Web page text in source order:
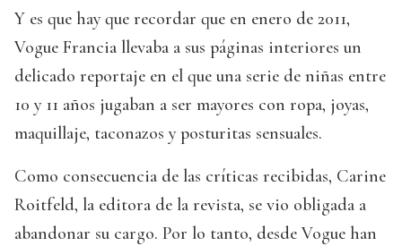
Y es que hay que recordar que en enero de 2011,
Vogue Francia llevaba a sus páginas interiores un
delicado reportaje en el que una serie de niñas entre
10 y 11 años jugaban a ser mayores con ropa, joyas,
maquillaje, taconazos y posturitas sensuales.
Como consecuencia de las críticas recibidas, Carine
Roitfeld, la editora de la revista, se vio obligada a
abandonar su cargo. Por lo tanto, desde Vogue han